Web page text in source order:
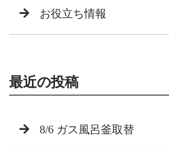
お役立ち情報
最近の投稿
8/6 ガス風呂釜取替